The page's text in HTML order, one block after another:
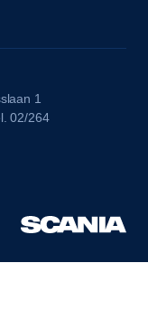
1
02/264